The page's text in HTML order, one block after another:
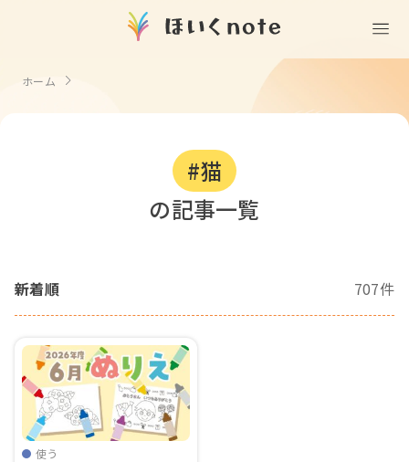
(無料)
ことば遊び
自然遊び
隙間時間
伝承遊び
衛生
役立ち
資格・スキルアップ
壁紙
おたより文例
園情報
Goods
クリエイター
ホーム
#猫
の記事一覧
新着順 707件
使う